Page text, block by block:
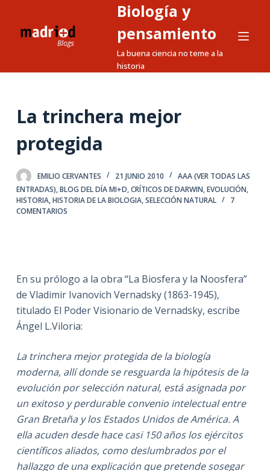
a
o
n
e
n
Biología y
pensamiento
La buena ciencia no teme a la
historia
La trinchera mejor
protegida
EMILIO CERVANTES 21 JUNIO 2010
AAA (VER TODAS LAS
ENTRADAS),BLOG DEL DÍA MI+D,CRÍTICOS DE DARWIN,EVOLUCIÓN,
HISTORIA,HISTORIA DE LA BIOLOGIA,SELECCIÓN NATURAL
7
COMENTARIOS
En su prólogo a la obra “La Biosfera y la Noosfera”
de Vladimir Ivanovich Vernadsky (1863-1945),
titulado El Poder Visionario de Vernadsky, escribe
Ángel L.Viloria:
La trinchera mejor protegida de la biología
moderna, allí donde se resguarda la hipótesis de la
evolución por selección natural, está asignada por
un exitoso y perdurable convenio intelectual entre
Gran Bretaña y los Estados Unidos de América. A
ella acuden desde hace casi 150 años los ejércitos
científicos aliados, como deslumbrados por el
hallazgo de una explicación que pretende sosegar